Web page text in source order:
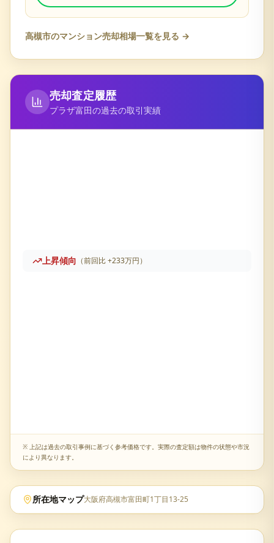
高槻市のマンション売却相場一覧を見る →
売却査定履歴
プラザ富田の過去の取引実績
上昇傾向 （前回比+233万円）
※ 上記は過去の取引事例に基づく参考価格です。実際の査定額は物件の状態や市況
により異なります。
所在地マップ大阪府高槻市富田町1丁目13-25